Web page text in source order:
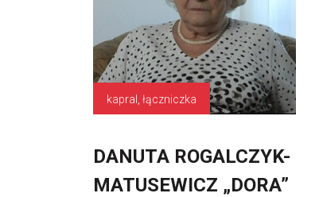
kapral, łączniczka
DANUTA ROGALCZYK-
MATUSEWICZ „DORA”